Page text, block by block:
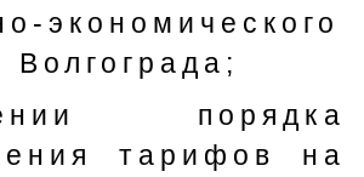
экономического
Волгограда;
порядка
тарифов на